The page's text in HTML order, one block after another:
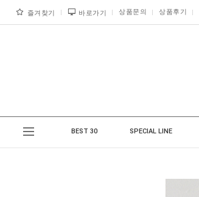
즐겨찾기 바로가기 상품문의 상품후기
BEST 30 SPECIAL LINE